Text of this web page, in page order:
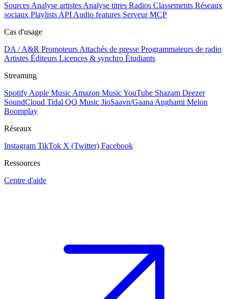
Sources Analyse artistes Analyse titres Radios Classements Réseaux
sociaux Playlists API Audio features Serveur MCP
Cas d'usage
DA / A&R Promoteurs Attachés de presse Programmateurs de radio
Artistes Éditeurs Licences & synchro Étudiants
Streaming
Spotify Apple Music Amazon MusicYouTube Shazam Deezer
SoundCloud Tidal QQ Music JioSaavn/Gaana Anghami Melon
Boomplay
Réseaux
Instagram TikTok X (Twitter) Facebook
Ressources
Centre d'aide